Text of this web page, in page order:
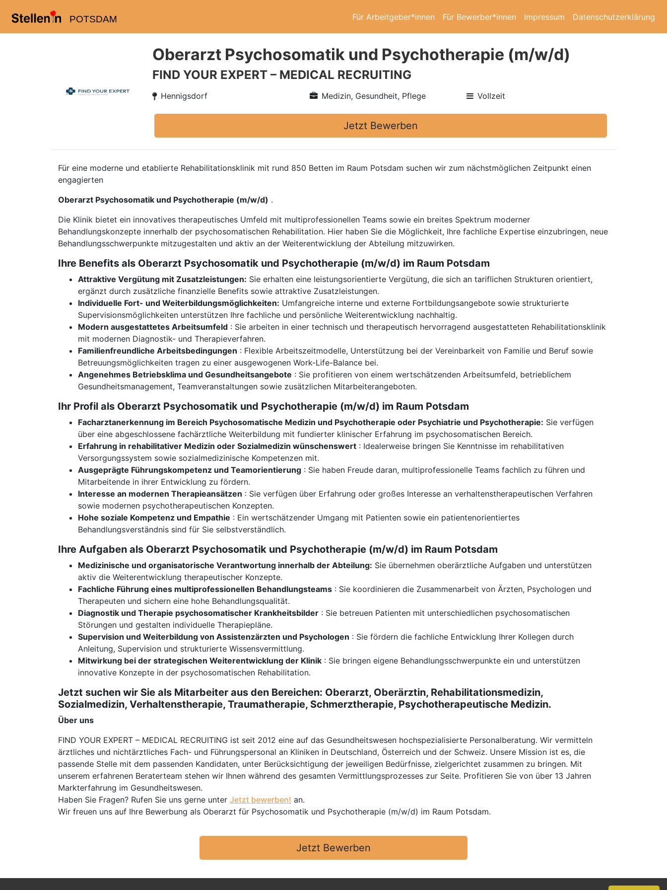
POTSDAM Für Arbeitgeber*innen Für Bewerber*innen Impressum Datenschutzerklärung
Oberarzt Psychosomatik und Psychotherapie (m/w/d)
FIND YOUR EXPERT – MEDICAL RECRUITING
Hennigsdorf Medizin, Gesundheit, Pflege Vollzeit
Jetzt Bewerben
Für eine moderne und etablierte Rehabilitationsklinik mit rund 850 Betten im Raum Potsdam suchen wir zum nächstmöglichen Zeitpunkt einen
engagierten
Oberarzt Psychosomatik und Psychotherapie (m/w/d) .
Die Klinik bietet ein innovatives therapeutisches Umfeld mit multiprofessionellen Teams sowie ein breites Spektrum moderner
Behandlungskonzepte innerhalb der psychosomatischen Rehabilitation. Hier haben Sie die Möglichkeit, Ihre fachliche Expertise einzubringen, neue
Behandlungsschwerpunkte mitzugestalten und aktiv an der Weiterentwicklung der Abteilung mitzuwirken.
Ihre Benefits als Oberarzt Psychosomatik und Psychotherapie (m/w/d) im Raum Potsdam
Attraktive Vergütung mit Zusatzleistungen: Sie erhalten eine leistungsorientierte Vergütung, die sich an tariflichen Strukturen orientiert,
ergänzt durch zusätzliche finanzielle Benefits sowie attraktive Zusatzleistungen.
Individuelle Fort- und Weiterbildungsmöglichkeiten: Umfangreiche interne und externe Fortbildungsangebote sowie strukturierte
Supervisionsmöglichkeiten unterstützen Ihre fachliche und persönliche Weiterentwicklung nachhaltig.
Modern ausgestattetes Arbeitsumfeld : Sie arbeiten in einer technisch und therapeutisch hervorragend ausgestatteten Rehabilitationsklinik
mit modernen Diagnostik- und Therapieverfahren.
Familienfreundliche Arbeitsbedingungen : Flexible Arbeitszeitmodelle, Unterstützung bei der Vereinbarkeit von Familie und Beruf sowie
Betreuungsmöglichkeiten tragen zu einer ausgewogenen Work-Life-Balance bei.
Angenehmes Betriebsklima und Gesundheitsangebote : Sie profitieren von einem wertschätzenden Arbeitsumfeld, betrieblichem
Gesundheitsmanagement, Teamveranstaltungen sowie zusätzlichen Mitarbeiterangeboten.
Ihr Profil als Oberarzt Psychosomatik und Psychotherapie (m/w/d) im Raum Potsdam
Facharztanerkennung im Bereich Psychosomatische Medizin und Psychotherapie oder Psychiatrie und Psychotherapie: Sie verfügen
über eine abgeschlossene fachärztliche Weiterbildung mit fundierter klinischer Erfahrung im psychosomatischen Bereich.
Erfahrung in rehabilitativer Medizin oder Sozialmedizin wünschenswert : Idealerweise bringen Sie Kenntnisse im rehabilitativen
Versorgungssystem sowie sozialmedizinische Kompetenzen mit.
Ausgeprägte Führungskompetenz und Teamorientierung : Sie haben Freude daran, multiprofessionelle Teams fachlich zu führen und
Mitarbeitende in ihrer Entwicklung zu fördern.
Interesse an modernen Therapieansätzen : Sie verfügen über Erfahrung oder großes Interesse an verhaltenstherapeutischen Verfahren
sowie modernen psychotherapeutischen Konzepten.
Hohe soziale Kompetenz und Empathie : Ein wertschätzender Umgang mit Patienten sowie ein patientenorientiertes
Behandlungsverständnis sind für Sie selbstverständlich.
Ihre Aufgaben als Oberarzt Psychosomatik und Psychotherapie (m/w/d) im Raum Potsdam
Medizinische und organisatorische Verantwortung innerhalb der Abteilung: Sie übernehmen oberärztliche Aufgaben und unterstützen
aktiv die Weiterentwicklung therapeutischer Konzepte.
Fachliche Führung eines multiprofessionellen Behandlungsteams : Sie koordinieren die Zusammenarbeit von Ärzten, Psychologen und
Therapeuten und sichern eine hohe Behandlungsqualität.
Diagnostik und Therapie psychosomatischer Krankheitsbilder : Sie betreuen Patienten mit unterschiedlichen psychosomatischen
Störungen und gestalten individuelle Therapiepläne.
Supervision und Weiterbildung von Assistenzärzten und Psychologen : Sie fördern die fachliche Entwicklung Ihrer Kollegen durch
Anleitung, Supervision und strukturierte Wissensvermittlung.
Mitwirkung bei der strategischen Weiterentwicklung der Klinik : Sie bringen eigene Behandlungsschwerpunkte ein und unterstützen
innovative Konzepte in der psychosomatischen Rehabilitation.
Jetzt suchen wir Sie als Mitarbeiter aus den Bereichen: Oberarzt, Oberärztin, Rehabilitationsmedizin,
Sozialmedizin, Verhaltenstherapie, Traumatherapie, Schmerztherapie, Psychotherapeutische Medizin.
Über uns
FIND YOUR EXPERT – MEDICAL RECRUITING ist seit 2012 eine auf das Gesundheitswesen hochspezialisierte Personalberatung. Wir vermitteln
ärztliches und nichtärztliches Fach- und Führungspersonal an Kliniken in Deutschland, Österreich und der Schweiz. Unsere Mission ist es, die
passende Stelle mit dem passenden Kandidaten, unter Berücksichtigung der jeweiligen Bedürfnisse, zielgerichtet zusammen zu bringen. Mit
unserem erfahrenen Beraterteam stehen wir Ihnen während des gesamten Vermittlungsprozesses zur Seite. Profitieren Sie von über 13 Jahren
Markterfahrung im Gesundheitswesen.
Haben Sie Fragen? Rufen Sie uns gerne unter Jetzt bewerben! an.
Wir freuen uns auf Ihre Bewerbung als Oberarzt für Psychosomatik und Psychotherapie (m/w/d) im Raum Potsdam.
Jetzt Bewerben